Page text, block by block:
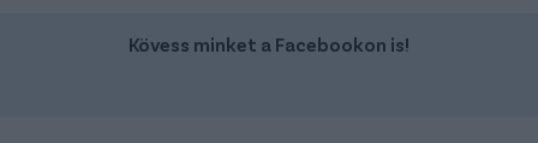
Kövess minket a Facebookon is!